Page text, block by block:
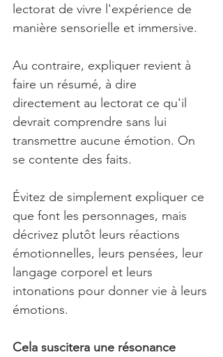
lectorat de vivre l'expérience de
manière sensorielle et immersive.
Au contraire, expliquer revient à
faire un résumé, à dire
directement au lectorat ce qu'il
devrait comprendre sans lui
transmettre aucune émotion. On
se contente des faits.
Évitez de simplement expliquer ce
que font les personnages, mais
décrivez plutôt leurs réactions
émotionnelles, leurs pensées, leur
langage corporel et leurs
intonations pour donner vie à leurs
émotions.
Cela suscitera une résonance